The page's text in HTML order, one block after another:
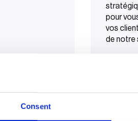
Consent
pour
vos
de notre